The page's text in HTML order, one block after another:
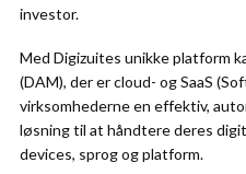
investor.
Med Digizuites unikke platform
(DAM), der er cloud- og SaaS
virksomhederne en effektiv,
løsning til at håndtere deres
devices, sprog og platform.